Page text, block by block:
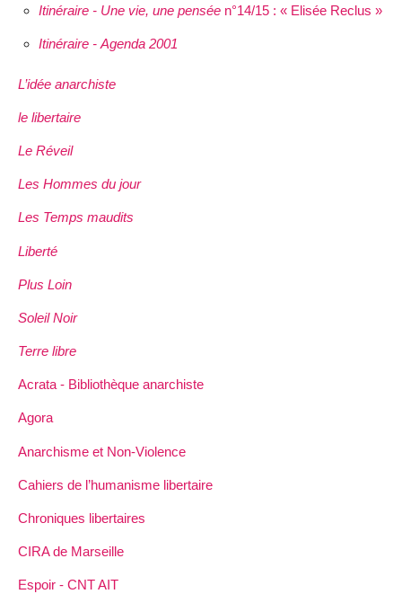
Itinéraire - Une vie, une penséen°14/15 : « Elisée Reclus »
Itinéraire - Agenda 2001
L’idée anarchiste
le libertaire
Le Réveil
Les Hommes du jour
Les Temps maudits
Liberté
Plus Loin
Soleil Noir
Terre libre
Acrata - Bibliothèque anarchiste
Agora
Anarchisme et Non-Violence
Cahiers de l’humanisme libertaire
Chroniques libertaires
CIRA de Marseille
Espoir - CNT AIT